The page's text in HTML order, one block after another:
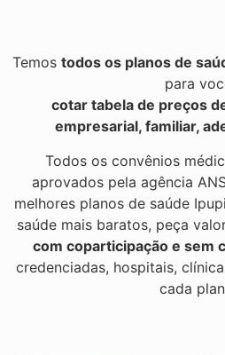
Temos todos os planos de
para
cotar tabela de preços
empresarial, familiar,
Todos os convênios
aprovados pela agência
melhores planos de saúde
saúde mais baratos, peça
com coparticipação e sem
credenciadas, hospitais,
cada